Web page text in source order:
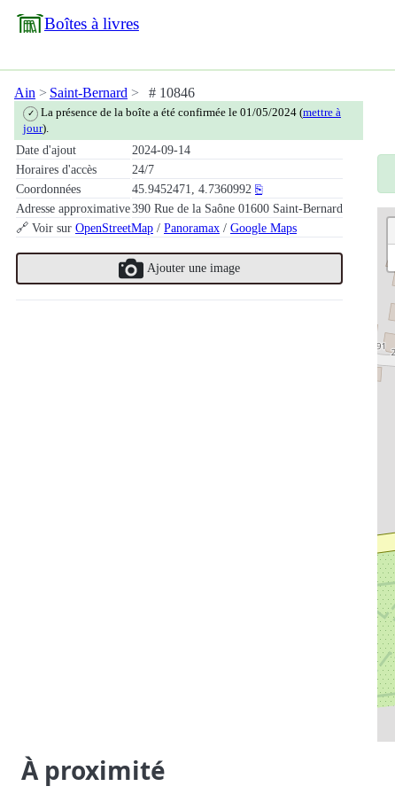
Boîtes à livres
Ain Saint-Bernard # 10846
✓ La présence de la boîte a été confirmée le 01/05/2024 (mettre à
jour).
Date d'ajout
2024-09-14
Horaires d'accès
24/7
Coordonnées
45.9452471, 4.7360992 ⎘
Adresse approximative390 Rue de la Saône 01600 Saint-Bernard
🔗 Voir sur OpenStreetMap / Panoramax / Google Maps
Ajouter une image
À proximité